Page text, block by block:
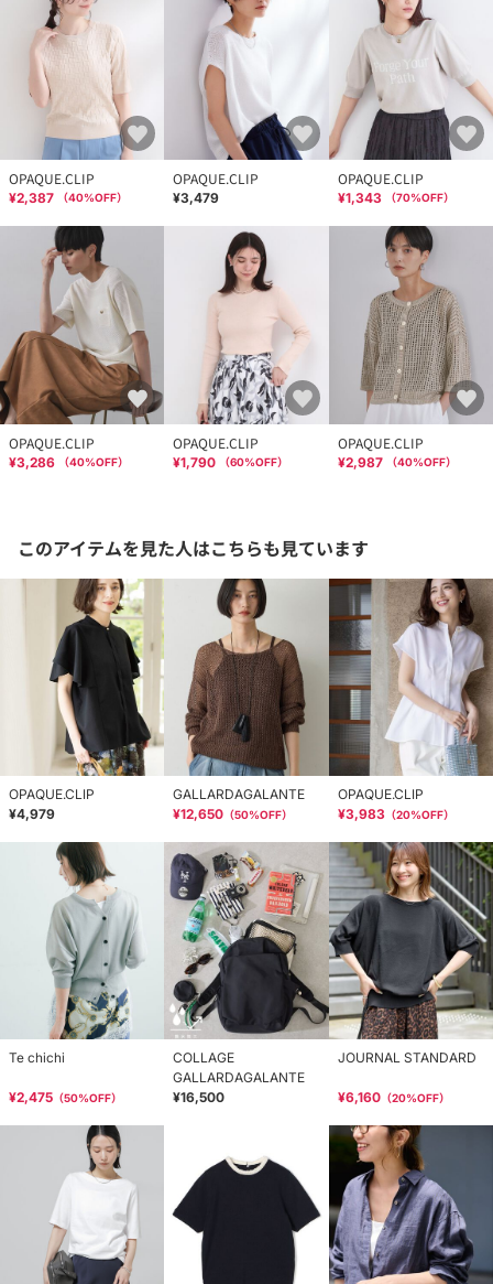
OPAQUE.CLIP
¥2,387 （40%OFF）
OPAQUE.CLIP
¥3,479
OPAQUE.CLIP
¥1,343 （70%OFF）
OPAQUE.CLIP
¥3,286 （40%OFF）
OPAQUE.CLIP
¥1,790 （60%OFF）
OPAQUE.CLIP
¥2,987 （40%OFF）